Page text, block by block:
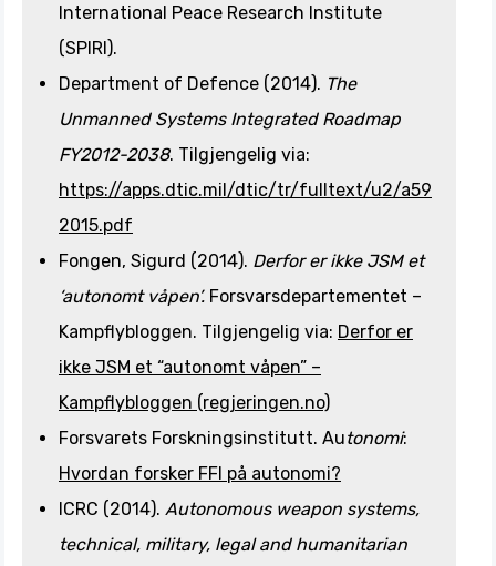
International Peace Research Institute
(SPIRI).
Department of Defence (2014). The
Unmanned Systems Integrated Roadmap
FY2012-2038. Tilgjengelig via:
https://apps.dtic.mil/dtic/tr/fulltext/u2/a59
2015.pdf
Fongen, Sigurd (2014). Derfor er ikke JSM et
‘autonomt våpen’. Forsvarsdepartementet –
Kampflybloggen. Tilgjengelig via: Derfor er
ikke JSM et “autonomt våpen” –
Kampflybloggen (regjeringen.no)
Forsvarets Forskningsinstitutt. Autonomi:
Hvordan forsker FFI på autonomi?
ICRC (2014). Autonomous weapon systems,
technical, military, legal and humanitarian